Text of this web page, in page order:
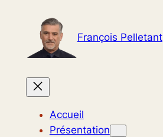
contenu
François Pelletant
Accueil
Présentation